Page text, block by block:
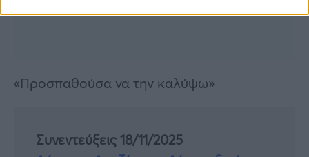
«Προσπαθούσα να την καλύψω»
Συνεντεύξεις 18/11/2025